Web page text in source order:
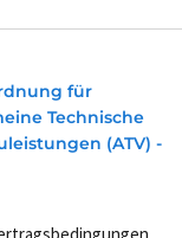
für
Technische
(ATV) -